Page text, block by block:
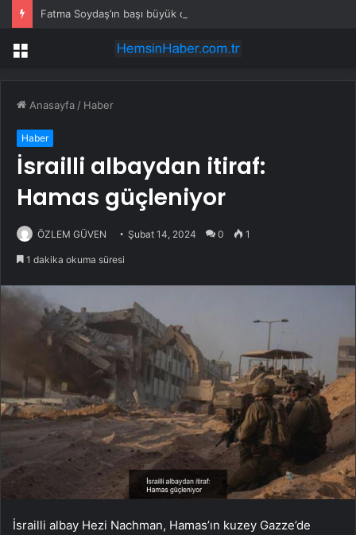
Fatma Soydaş’ın başı büyük dertte
Menü
Anasayfa / Haber
Haber
İsrailli albaydan itiraf:
Hamas güçleniyor
ÖZLEM GÜVEN Şubat 14, 2024 0 1
1 dakika okuma süresi
İsrailli albay Hezi Nachman, Hamas’ın kuzey Gazze’de